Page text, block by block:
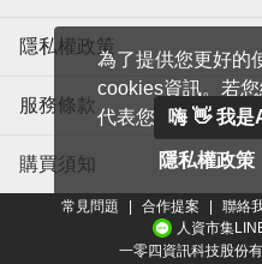
為了提供您更好的
cookies資訊。若
代表您同意我們使
隱私權政策
嗨 👋 我
隱私權政策
服務條款
購買須知
常見問題 合作提案 聯絡
人資市集
一零四資訊科技股份